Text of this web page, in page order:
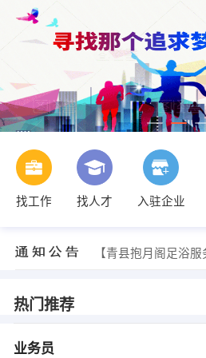
找工作 找人才 入驻企业
【青县抱月阁足浴
热门推荐
业务员